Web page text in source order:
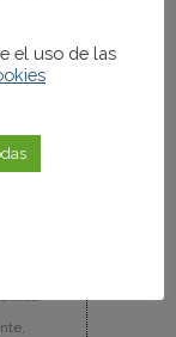
el uso de las